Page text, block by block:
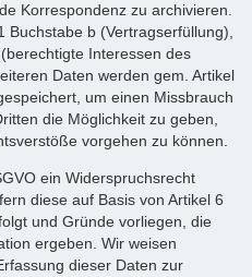
Korrespondenz zu archivieren.
Buchstabe b (Vertragserfüllung),
Interessen des
Daten werden gem. Artikel
um einen Missbrauch
die Möglichkeit zu geben,
vorgehen zu können.
ein Widerspruchsrecht
diese auf Basis von Artikel 6
und Gründe vorliegen, die
ergeben. Wir weisen
dieser Daten zur